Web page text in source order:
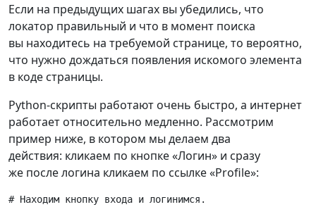
Если на предыдущих шагах вы убедились, что
локатор правильный и что в момент поиска
вы находитесь на требуемой странице, то вероятно,
что нужно дождаться появления искомого элемента
в коде страницы.
Python-скрипты работают очень быстро, а интернет
работает относительно медленно. Рассмотрим
пример ниже, в котором мы делаем два
действия: кликаем по кнопке «Логин» и сразу
же после логина кликаем по ссылке «Profile»:
# Находим кнопку входа и логинимся.